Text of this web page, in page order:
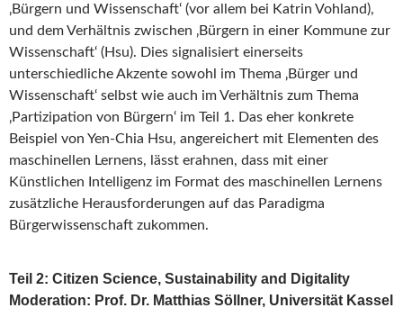
‚Bürgern und Wissenschaft‘ (vor allem bei Katrin Vohland),
und dem Verhältnis zwischen ‚Bürgern in einer Kommune zur
Wissenschaft‘ (Hsu). Dies signalisiert einerseits
unterschiedliche Akzente sowohl im Thema ‚Bürger und
Wissenschaft‘ selbst wie auch im Verhältnis zum Thema
‚Partizipation von Bürgern‘ im Teil 1. Das eher konkrete
Beispiel von Yen-Chia Hsu, angereichert mit Elementen des
maschinellen Lernens, lässt erahnen, dass mit einer
Künstlichen Intelligenz im Format des maschinellen Lernens
zusätzliche Herausforderungen auf das Paradigma
Bürgerwissenschaft zukommen.
Teil 2: Citizen Science, Sustainability and Digitality
Moderation: Prof. Dr. Matthias Söllner, Universität Kassel